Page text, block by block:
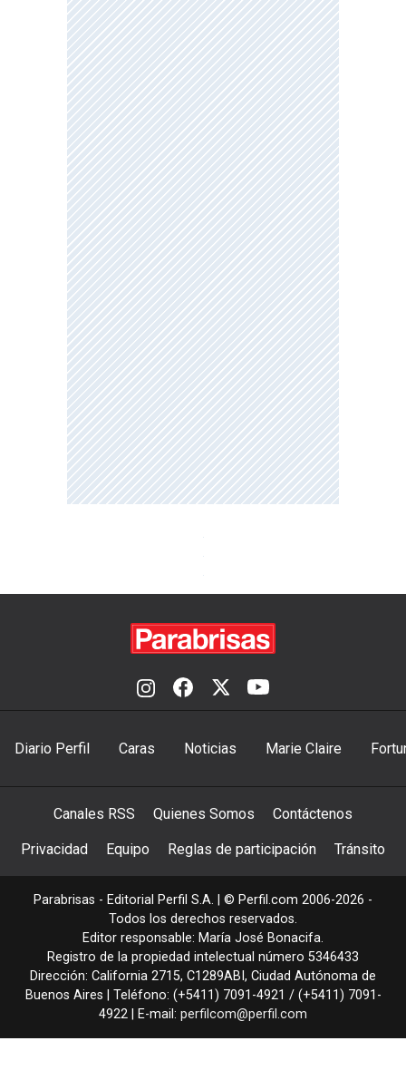
Diario Perfil Caras Noticias Marie Claire
Canales RSS Quienes Somos Contáctenos
Privacidad Equipo Reglas de participación Tránsito
Parabrisas - Editorial Perfil S.A. | © Perfil.com 2006-2026 -
Todos los derechos reservados.
Editor responsable: María José Bonacifa.
Registro de la propiedad intelectual número 5346433
Dirección: California 2715, C1289ABI, Ciudad Autónoma de
Buenos Aires | Teléfono: (+5411) 7091-4921 / (+5411) 7091-
4922 | E-mail: perfilcom@perfil.com